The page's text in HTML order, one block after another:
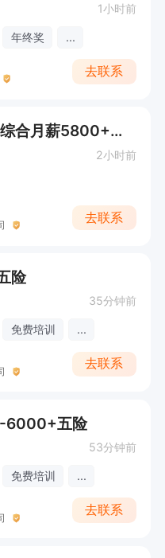
1小时前
年终奖 ...
去联系
东山头奶茶杯厂/包吃住/综合月薪5800+（双人间宿舍）
2小时前
去联系
险
35分钟前
免费培训 ...
去联系
6000+五险
53分钟前
免费培训 ...
去联系